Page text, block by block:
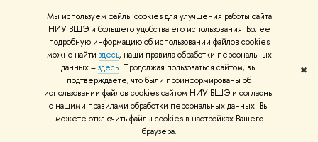
Мы используем файлы cookies для улучшения работы сайта
НИУ ВШЭ и большего удобства его использования. Более
подробную информацию об использовании файлов cookies
можно найти здесь, наши правила обработки персональных
данных –здесь. Продолжая пользоваться сайтом, вы
подтверждаете, что были проинформированы об
использовании файлов cookies сайтом НИУ ВШЭ и согласны
с нашими правилами обработки персональных данных. Вы
можете отключить файлы cookies в настройках Вашего
браузера.
✖
Единая платежная страница
© НИУ ВШЭ 1993–2026 Адреса и контакты Условия использования
материалов Политика конфиденциальности Карта сайта
Шрифты HSE Sans и HSE Slab разработаны вШколе дизайна НИУ ВШЭ